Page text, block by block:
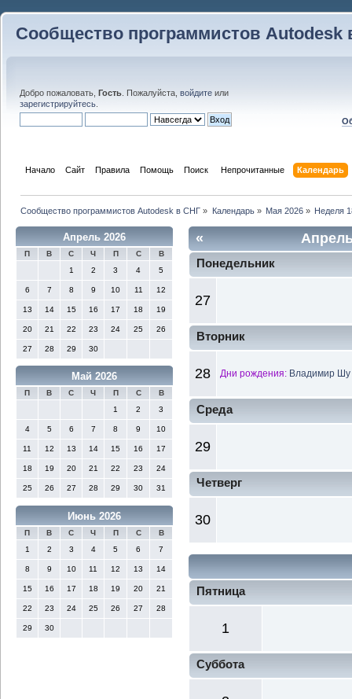
Сообщество программистов Autodesk
Добро пожаловать, Гость . Пожалуйста, войдите или
зарегистрируйтесь
Начало Сайт Правила Помощь Поиск Непрочитанные Календарь
Сообщество программистов Autodesk в СНГ » Календарь» Мая 2026» Неделя
Апрель 2026
П В С Ч П С
В
1
2 3 4 5
6 7 8 9 10 11 12
13 14 15 16 17 18 19
20 21 22 23 24 25 26
27 28 29 30
Май 2026
П В С Ч П С
В
1
2 3
4 5 6 7 8 9 10
11 12 13 14 15 16 17
18 19 20 21 22 23 24
25 26 27 28 29 30 31
Июнь 2026
П В С Ч П С
В
1
2 3 4 5 6 7
8 9 10 11 12 13 14
15 16 17 18 19 20 21
22 23 24 25 26 27 28
29 30
«
Понедельник
27
Вторник
28 Дни рождения: Владимир Шу
Среда
29
Четверг
30
Пятница
1
Суббота